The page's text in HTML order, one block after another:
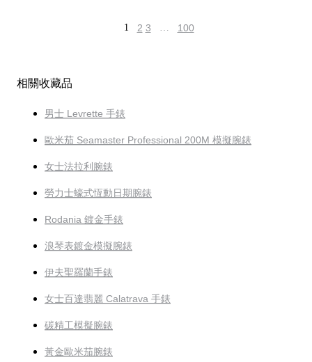
1 2 3 … 100
相關收藏品
男士 Levrette 手錶
歐米茄 Seamaster Professional 200M 模擬腕錶
女士法拉利腕錶
勞力士蠔式恆動日期腕錶
Rodania 鍍金手錶
浪琴表鍍金模擬腕錶
伊夫聖羅蘭手錶
女士百達翡麗 Calatrava 手錶
碳精工模擬腕錶
黃金歐米茄腕錶